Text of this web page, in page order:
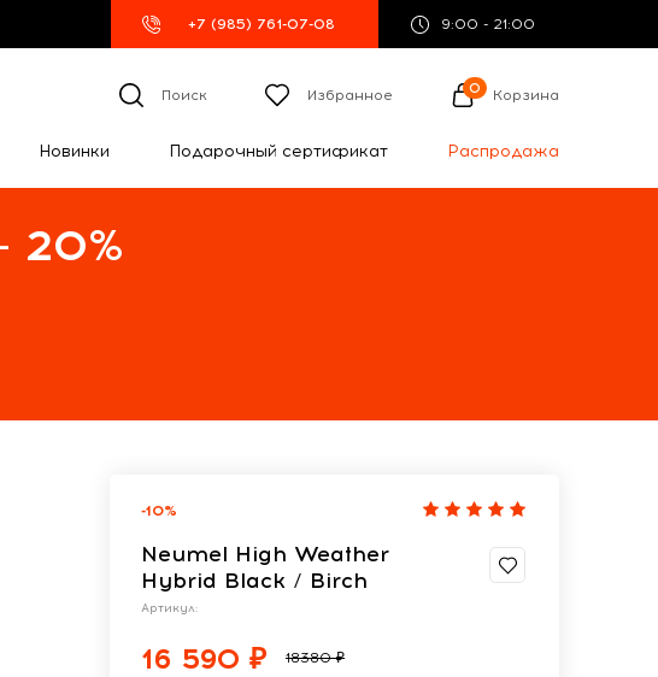
+7 (985) 761-07-08 9:00 - 21:00
Поиск Избранное 0 Корзина
Новинки Подарочный сертификат Распродажа
20%
-10%
Neumel High Weather
Hybrid Black / Birch
Артикул:
16 590 ₽ 18380 ₽